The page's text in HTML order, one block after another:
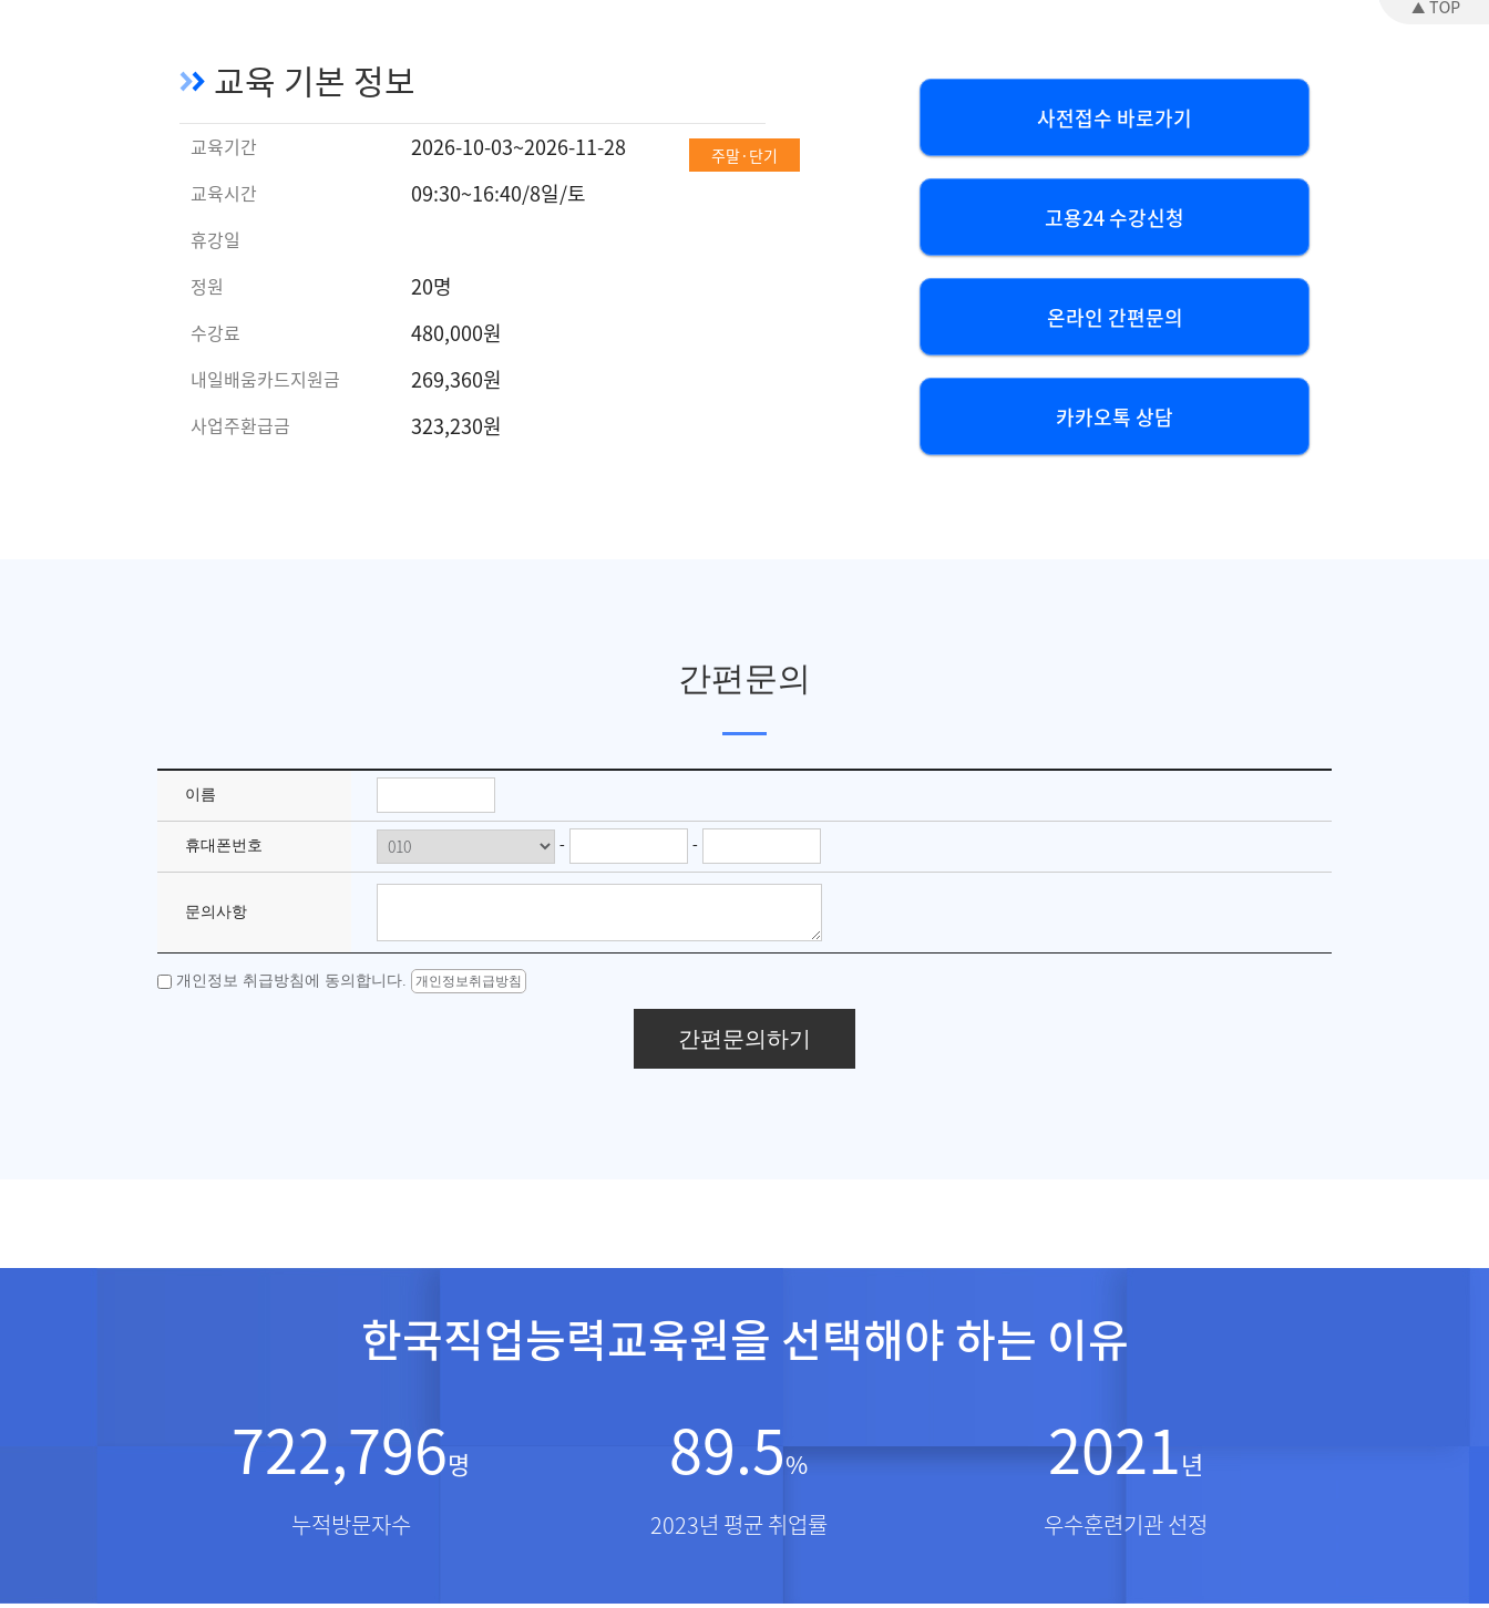
주말·단기
교육 기본 정보
교육기간 2026-10-03~2026-11-28
교육시간 09:30~16:40/8일/토
휴강일
정원
20명
수강료 480,000원
내일배움카드지원금 269,360원
사업주환급금 323,230원
사전접수 바로가기
고용24 수강신청
온라인 간편문의
카카오톡 상담
간편문의
이름
휴대폰번호 - -
문의사항
개인정보 취급방침에 동의합니다. 개인정보취급방침
간편문의하기
한국직업능력교육원을 선택해야 하는 이유
722,796명
누적방문자수
89.5%
2023년 평균 취업률
2021년
우수훈련기관 선정